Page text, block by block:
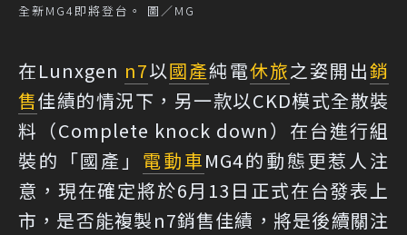
全新MG4即將登台。 圖／MG
在Lunxgen n7以國產純電休旅之姿開出銷
售佳績的情況下，另一款以CKD模式全散裝
料（Complete knock down）在台進行組
裝的「國產」 電動車MG4的動態更惹人注
意，現在確定將於6月13日正式在台發表上
市，是否能複製n7銷售佳績，將是後續關注